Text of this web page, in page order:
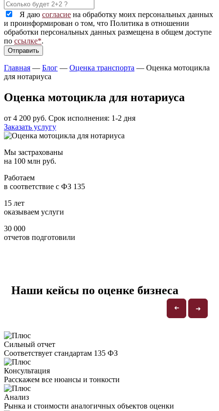
Я даю согласие на обработку моих персональных данных
и проинформирован о том, что Политика в отношении
обработки персональных данных размещена в общем доступе
по ссылке*.
Главная — Блог — Оценка транспорта — Оценка мотоцикла
для нотариуса
Оценка мотоцикла для нотариуса
от 4 200 руб. Срок исполнения: 1-2 дня
Заказать услугу
Мы застрахованы
на 100 млн руб.
Работаем
в соответствие с ФЗ 135
15 лет
оказываем услуги
30 000
отчетов подготовили
Наши кейсы по оценке бизнеса
➜ ➜
Сильный отчет
Соответствует стандартам 135 ФЗ
Консультация
Расскажем все нюансы и тонкости
Анализ
Рынка и стоимости аналогичных объектов оценки